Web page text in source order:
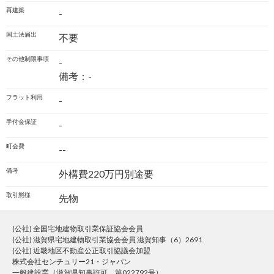
再建築 -
国土法届出 不要
その他制限事項
-
備考：-
フラット利用 -
手付金保証 -
町会費 --
備考 外構費220万円別途要
取引態様 先物
(公社) 全国宅地建物取引業保証協会会員
(公社) 滋賀県宅地建物取引業協会会員 滋賀知事（6）2691
(公社) 近畿地区不動産公正取引協議会加盟
株式会社センチュリー21・ジャパン